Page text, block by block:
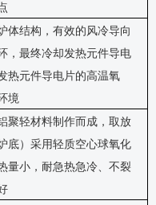
体结构，有效的风冷导向
，最终冷却发热元件导电
热元件导电片的高温氧
境
聚轻材料制作而成 ，取放
底）采用轻质空心球氧化
量小，耐急热急冷、不裂